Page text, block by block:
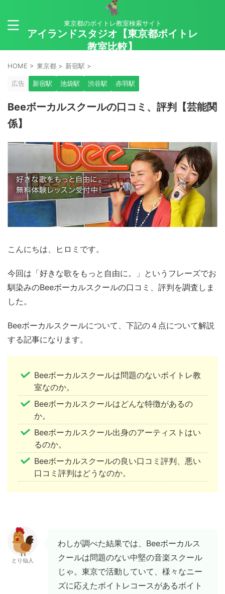
東京都のボイトレ教室検索サイト
アイランドスタジオ【東京都ボイトレ
教室比較】
HOME > 東京都 > 新宿駅 >
広告 新宿駅 池袋駅 渋谷駅 赤羽駅
Beeボーカルスクールの口コミ、評判【芸能関
係】
こんにちは、ヒロミです。
今回は「好きな歌をもっと自由に。」というフレーズでお
馴染みのBeeボーカルスクールの口コミ、評判を調査しま
した。
Beeボーカルスクールについて、下記の４点について解説
する記事になります。
Beeボーカルスクールは問題のないボイトレ教
室なのか。
Beeボーカルスクールはどんな特徴があるの
か。
Beeボーカルスクール出身のアーティストはい
るのか。
Beeボーカルスクールの良い口コミ評判、悪い
口コミ評判はどうなのか。
とり仙人
わしが調べた結果では、Beeボーカルス
クールは問題のない中堅の音楽スクール
じゃ。東京で活動していて、様々なニー
ズに応えたボイトレコースがあるボイト